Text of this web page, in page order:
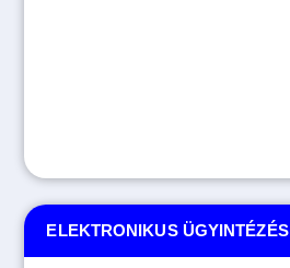
ELEKTRONIKUS ÜGYINTÉZÉS